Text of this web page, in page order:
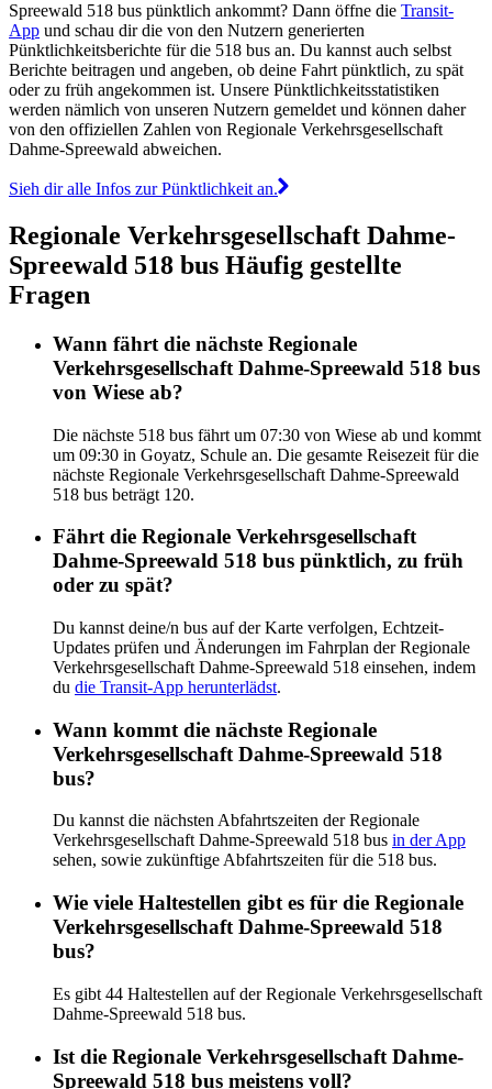
Spreewald 518 bus pünktlich ankommt? Dann öffne die Transit-
App und schau dir die von den Nutzern generierten
Pünktlichkeitsberichte für die 518 bus an. Du kannst auch selbst
Berichte beitragen und angeben, ob deine Fahrt pünktlich, zu spät
oder zu früh angekommen ist. Unsere Pünktlichkeitsstatistiken
werden nämlich von unseren Nutzern gemeldet und können daher
von den offiziellen Zahlen von Regionale Verkehrsgesellschaft
Dahme-Spreewald abweichen.
Sieh dir alle Infos zur Pünktlichkeit an.
Regionale Verkehrsgesellschaft Dahme-
Spreewald 518 bus Häufig gestellte
Fragen
Wann fährt die nächste Regionale
Verkehrsgesellschaft Dahme-Spreewald 518 bus
von Wiese ab?
Die nächste 518 bus fährt um 07:30 von Wiese ab und kommt
um 09:30 in Goyatz, Schule an. Die gesamte Reisezeit für die
nächste Regionale Verkehrsgesellschaft Dahme-Spreewald
518 bus beträgt 120.
Fährt die Regionale Verkehrsgesellschaft
Dahme-Spreewald 518 bus pünktlich, zu früh
oder zu spät?
Du kannst deine/n bus auf der Karte verfolgen, Echtzeit-
Updates prüfen und Änderungen im Fahrplan der Regionale
Verkehrsgesellschaft Dahme-Spreewald 518 einsehen, indem
du die Transit-App herunterlädst.
Wann kommt die nächste Regionale
Verkehrsgesellschaft Dahme-Spreewald 518
bus?
Du kannst die nächsten Abfahrtszeiten der Regionale
Verkehrsgesellschaft Dahme-Spreewald 518 bus in der App
sehen, sowie zukünftige Abfahrtszeiten für die 518 bus.
Wie viele Haltestellen gibt es für die Regionale
Verkehrsgesellschaft Dahme-Spreewald 518
bus?
Es gibt 44 Haltestellen auf der Regionale Verkehrsgesellschaft
Dahme-Spreewald 518 bus.
Ist die Regionale Verkehrsgesellschaft Dahme-
Spreewald 518 bus meistens voll?